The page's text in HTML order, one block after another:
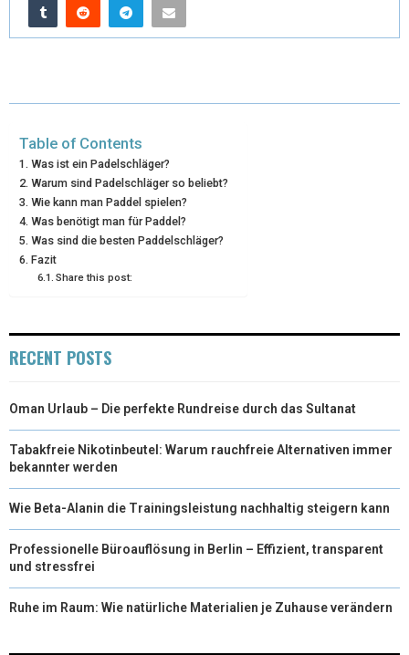
I
)
B
Table of Contents
Was ist ein Padelschläger?
Warum sind Padelschläger so beliebt?
Wie kann man Paddel spielen?
Was benötigt man für Paddel?
Was sind die besten Paddelschläger?
Fazit
Share this post:
RECENT POSTS
Oman Urlaub – Die perfekte Rundreise durch das Sultanat
Tabakfreie Nikotinbeutel: Warum rauchfreie Alternativen immer
bekannter werden
Wie Beta-Alanin die Trainingsleistung nachhaltig steigern kann
Professionelle Büroauflösung in Berlin – Effizient, transparent
und stressfrei
Ruhe im Raum: Wie natürliche Materialien je Zuhause verändern